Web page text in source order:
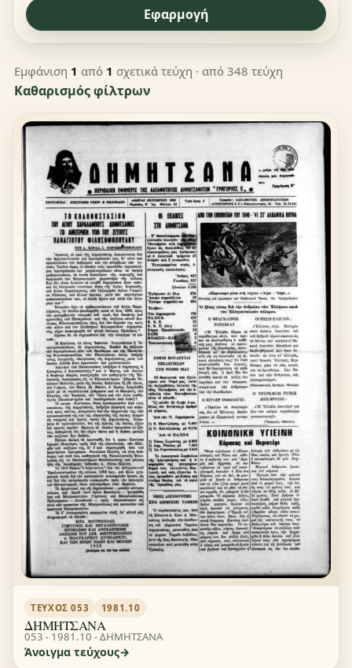
Εφαρμογή
Εμφάνιση 1 από 1 σχετικά τεύχη · από 348 τεύχη
Καθαρισμός φίλτρων
ΤΕΎΧΟΣ 053 1981.10
ΔΗΜΗΤΣΑΝΑ
053 - 1981.10 - ΔΗΜΗΤΣΑΝΑ
Άνοιγμα τεύχους